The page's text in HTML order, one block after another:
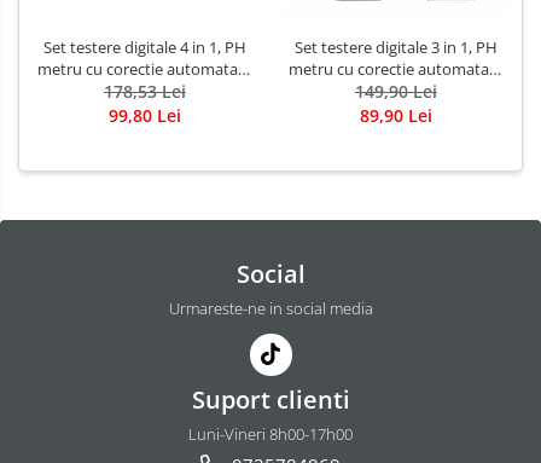
Set testere digitale 4 in 1, PH
metru cu corectie automata si
TDS & EC, pentru masurarea
PH-ului si calitatii apei
178,53 Lei
99,80 Lei
Set testere digitale 3 in 1, PH
metru cu corectie automata si
TDS-3 pentru controlul
puritatii si temperaturii apei,
149,90 Lei
89,90 Lei
Social
Urmareste-ne in social media
Suport clienti
Luni-Vineri 8h00-17h00